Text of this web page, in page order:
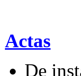
Actas
De